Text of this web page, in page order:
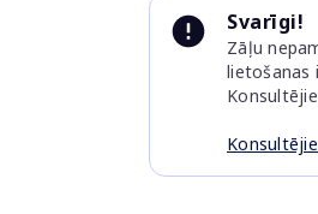
of
Svarīgi!
Zāļu
lietošanas